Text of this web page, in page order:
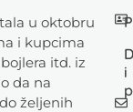
u oktobru
i kupcima
itd. iz
da na
željenih
i